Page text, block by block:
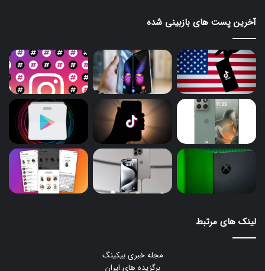
آخرین پست های بازبینی شده
لینک های مرتبط
مجله خبری بیکینگ
برگزیده های ایران